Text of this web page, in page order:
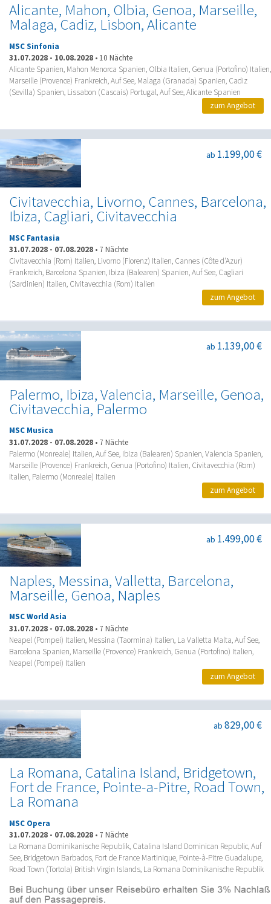
Alicante, Mahon, Olbia, Genoa, Marseille,
Malaga, Cadiz, Lisbon, Alicante
MSC Sinfonia
31.07.2028 - 10.08.2028 • 10 Nächte
Alicante Spanien, Mahon Menorca Spanien, Olbia Italien, Genua (Portofino) Italien,
Marseille (Provence) Frankreich, Auf See, Malaga (Granada) Spanien, Cadiz
(Sevilla) Spanien, Lissabon (Cascais) Portugal, Auf See, Alicante Spanien
zum Angebot
Civitavecchia, Livorno, Cannes, Barcelona,
Ibiza, Cagliari, Civitavecchia
ab 1.199,00 €
MSC Fantasia
31.07.2028 - 07.08.2028 • 7 Nächte
Civitavecchia (Rom) Italien, Livorno (Florenz) Italien, Cannes (Côte d'Azur)
Frankreich, Barcelona Spanien, Ibiza (Balearen) Spanien, Auf See, Cagliari
(Sardinien) Italien, Civitavecchia (Rom) Italien
zum Angebot
Palermo, Ibiza, Valencia, Marseille, Genoa,
Civitavecchia, Palermo
ab 1.139,00 €
MSC Musica
31.07.2028 - 07.08.2028 • 7 Nächte
Palermo (Monreale) Italien, Auf See, Ibiza (Balearen) Spanien, Valencia Spanien,
Marseille (Provence) Frankreich, Genua (Portofino) Italien, Civitavecchia (Rom)
Italien, Palermo (Monreale) Italien
zum Angebot
Naples, Messina, Valletta, Barcelona,
Marseille, Genoa, Naples
ab 1.499,00 €
MSC World Asia
31.07.2028 - 07.08.2028 • 7 Nächte
Neapel (Pompei) Italien, Messina (Taormina) Italien, La Valletta Malta, Auf See,
Barcelona Spanien, Marseille (Provence) Frankreich, Genua (Portofino) Italien,
Neapel (Pompei) Italien
zum Angebot
La Romana, Catalina Island, Bridgetown,
Fort de France, Pointe-a-Pitre, Road Town,
La Romana
ab 829,00 €
MSC Opera
31.07.2028 - 07.08.2028 • 7 Nächte
La Romana Dominikanische Republik, Catalina Island Dominican Republic, Auf
See, Bridgetown Barbados, Fort de France Martinique, Pointe-à-Pitre Guadalupe,
Road Town (Tortola) British Virgin Islands, La Romana Dominikanische Republik